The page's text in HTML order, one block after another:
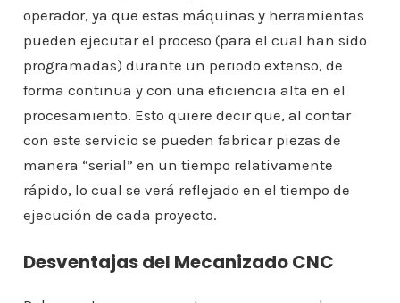
operador, ya que estas máquinas y herramientas
pueden ejecutar el proceso (para el cual han sido
programadas) durante un periodo extenso, de
forma continua y con una eficiencia alta en el
procesamiento. Esto quiere decir que, al contar
con este servicio se pueden fabricar piezas de
manera “serial” en un tiempo relativamente
rápido, lo cual se verá reflejado en el tiempo de
ejecución de cada proyecto.
Desventajas del Mecanizado CNC